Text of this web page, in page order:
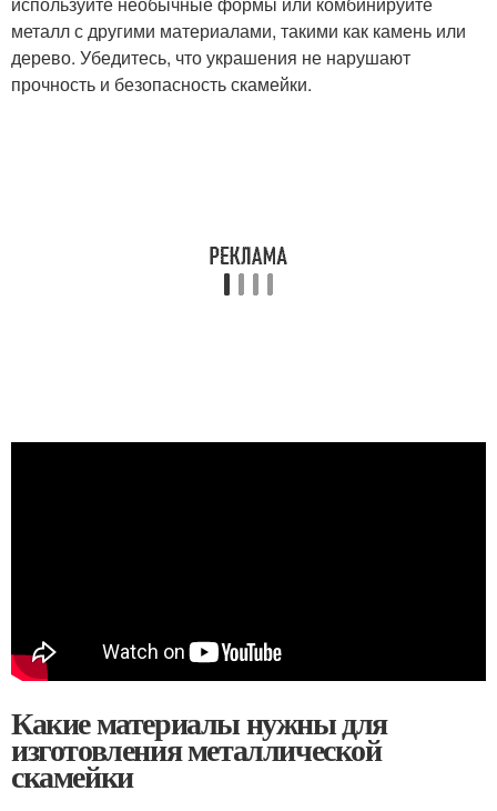
металл с другими материалами, такими как камень или
дерево. Убедитесь, что украшения не нарушают
прочность и безопасность скамейки.
Какие материалы нужны для
изготовления металлической
скамейки